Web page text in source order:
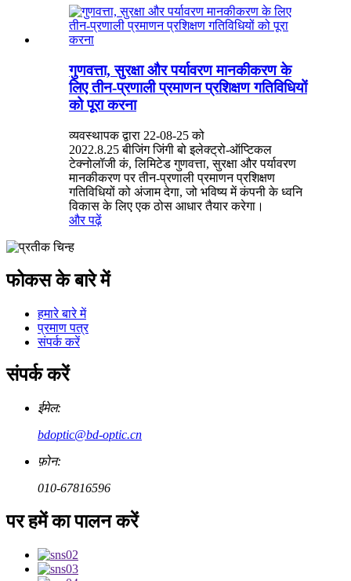
गुणवत्ता, सुरक्षा और पर्यावरण मानकीकरण के
लिए तीन-प्रणाली प्रमाणन प्रशिक्षण गतिविधियों
को पूरा करना
व्यवस्थापक द्वारा 22-08-25 को
2022.8.25 बीजिंग जिंगी बो इलेक्ट्रो-ऑप्टिकल
टेक्नोलॉजी कं, लिमिटेड गुणवत्ता, सुरक्षा और पर्यावरण
मानकीकरण पर तीन-प्रणाली प्रमाणन प्रशिक्षण
गतिविधियों को अंजाम देगा, जो भविष्य में कंपनी के ध्वनि
विकास के लिए एक ठोस आधार तैयार करेगा।
और पढ़ें
फोकस के बारे में
हमारे बारे में
प्रमाण पत्र
संपर्क करें
संपर्क करें
ईमेल:
bdoptic@bd-optic.cn
फ़ोन:
010-67816596
पर हमें का पालन करें